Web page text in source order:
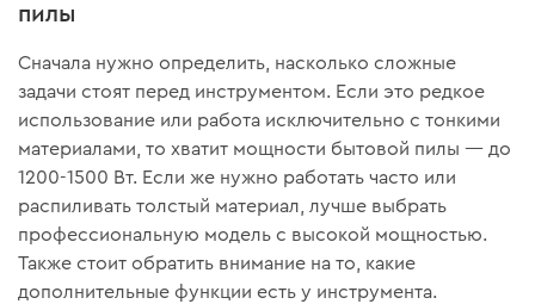
пилы
Сначала нужно определить, насколько сложные
задачи стоят перед инструментом. Если это редкое
использование или работа исключительно с тонкими
материалами, то хватит мощности бытовой пилы — до
1200-1500 Вт. Если же нужно работать часто или
распиливать толстый материал, лучше выбрать
профессиональную модель с высокой мощностью.
Также стоит обратить внимание на то, какие
дополнительные функции есть у инструмента.